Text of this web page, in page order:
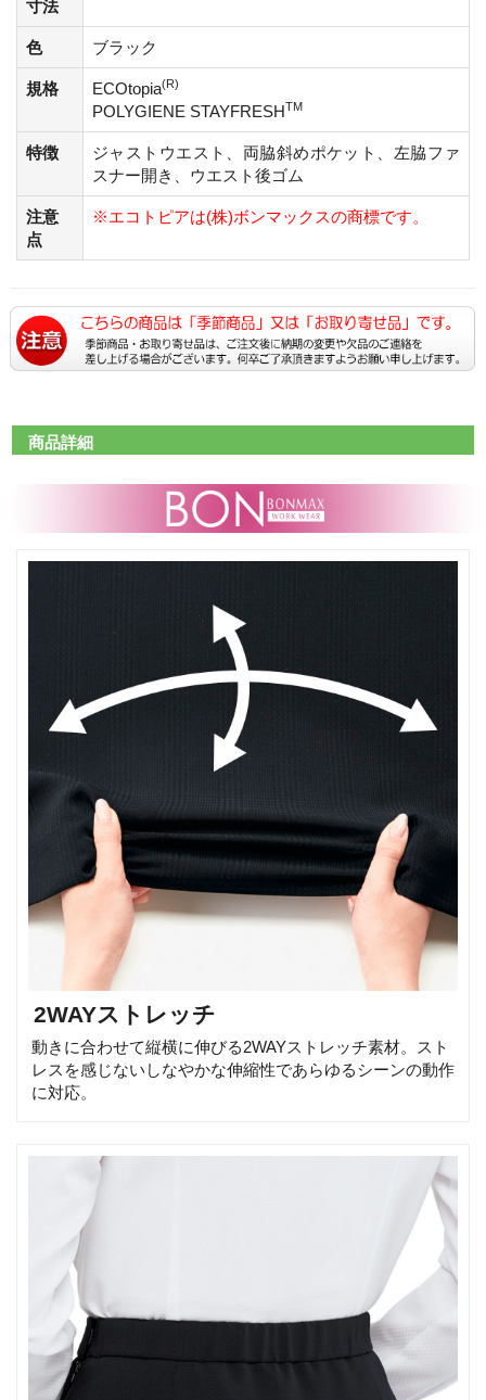
寸法
色 ブラック
規格 ECOtopia(R)
POLYGIENE STAYFRESHTM
特徴
ジャストウエスト、両脇斜めポケット、左脇ファ
スナー開き、ウエスト後ゴム
注意
点
※エコトピアは(株)ボンマックスの商標です。
商品詳細
2WAYストレッチ
動きに合わせて縦横に伸びる2WAYストレッチ素材。スト
レスを感じないしなやかな伸縮性であらゆるシーンの動作
に対応。